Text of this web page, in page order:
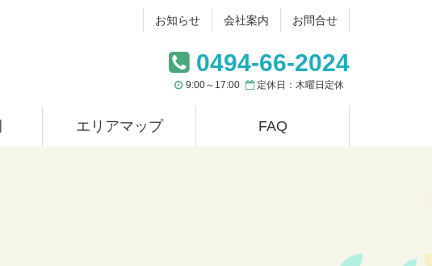
0494-66-2024
9:00～17:00 定休日：木曜日定休
お知らせ 会社案内 お問合せ
エリアマップ FAQ